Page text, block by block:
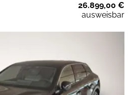
26.899,00 €
ausweisbar